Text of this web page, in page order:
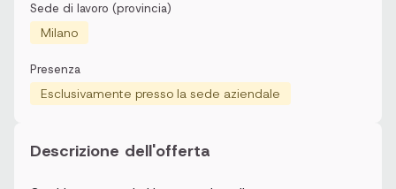
Sede di lavoro (provincia)
Milano
Presenza
Esclusivamente presso la sede aziendale
Descrizione dell'offerta